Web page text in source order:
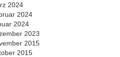
2024
2024
2024
2023
2015
2015